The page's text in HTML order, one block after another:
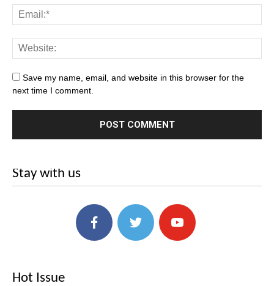
Save my name, email, and website in this browser for the
next time I comment.
Stay with us
Hot Issue